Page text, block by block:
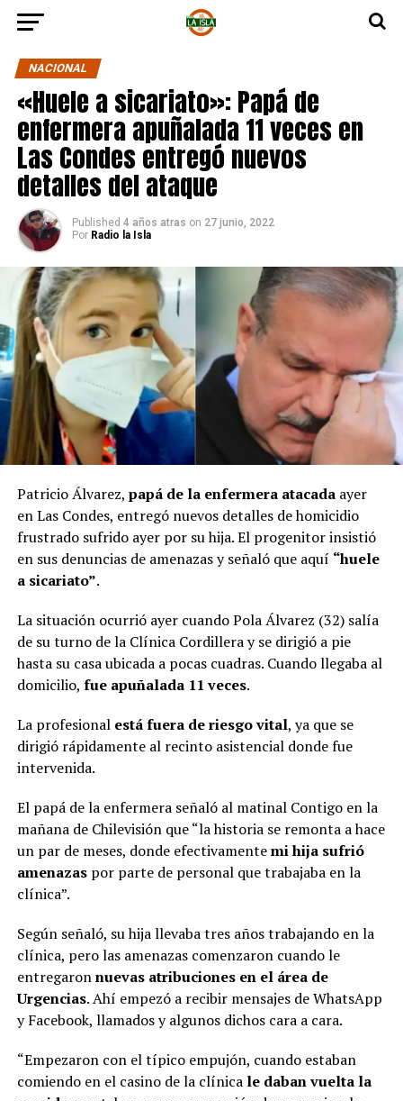
NACIONAL
«Huele a sicariato»: Papá de
enfermera apuñalada 11 veces en
Las Condes entregó nuevos
detalles del ataque
Published 4 años atras on 27 junio, 2022
Por Radio la Isla
Patricio Álvarez, papá de la enfermera atacadaayer
en Las Condes, entregó nuevos detalles de homicidio
frustrado sufrido ayer por su hija. El progenitor insistió
en sus denuncias de amenazas y señaló que aquí “huele
a sicariato”.
La situación ocurrió ayer cuando Pola Álvarez (32) salía
de su turno de la Clínica Cordillera y se dirigió a pie
hasta su casa ubicada a pocas cuadras. Cuando llegaba al
domicilio, fue apuñalada 11 veces.
La profesional está fuera de riesgo vital, ya que se
dirigió rápidamente al recinto asistencial donde fue
intervenida.
El papá de la enfermera señaló al matinal Contigo en la
mañana de Chilevisión que “la historia se remonta a hace
un par de meses, donde efectivamentemi hija sufrió
amenazas por parte de personal que trabajaba en la
clínica”.
Según señaló, su hija llevaba tres años trabajando en la
clínica, pero las amenazas comenzaron cuando le
entregaronnuevas atribuciones en el área de
Urgencias. Ahí empezó a recibir mensajes de WhatsApp
y Facebook, llamados y algunos dichos cara a cara.
“Empezaron con el típico empujón, cuando estaban
comiendo en el casino de la clínica le daban vuelta la